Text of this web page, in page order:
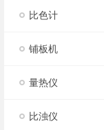
比色计
铺板机
量热仪
比浊仪